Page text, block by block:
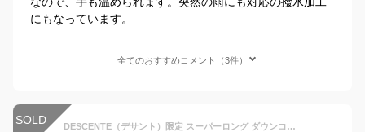
にもなっています。
全てのおすすめコメント（3件）
SOLD DESCENTE（デサント）限定 スーパーロング ダウンコート（ST4FDJ01M）（Move Sport/スポーツ/アウトドア/カジュアル/トレーニング/ウェア/ベンチコート/アウター/防寒/防風/はっ水/男性用/メンズ）